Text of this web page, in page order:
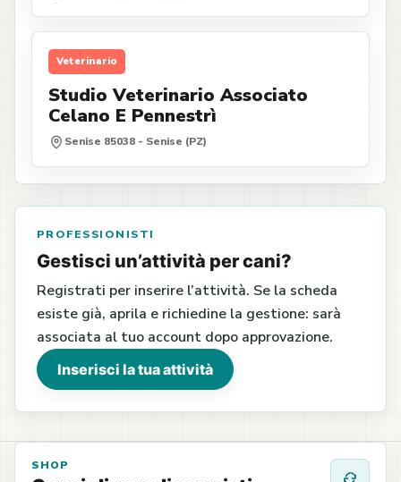
Veterinario
Studio Veterinario Associato
Celano E Pennestrì
Senise 85038 - Senise (PZ)
PROFESSIONISTI
Gestisci un’attività per cani?
Registrati per inserire l’attività. Se la scheda
esiste già, aprila e richiedine la gestione: sarà
associata al tuo account dopo approvazione.
Inserisci la tua attività
SHOP